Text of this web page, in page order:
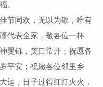
。
同欢，无以为敬，唯有
代表全家，敬各位一杯
矍铄，笑口常开；祝愿各
平安；祝愿各位邻里乡
运，日子过得红红火火，